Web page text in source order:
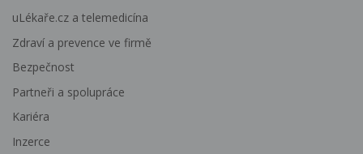
uLékaře.cz a telemedicína
Zdraví a prevence ve firmě
Bezpečnost
Partneři a spolupráce
Kariéra
Inzerce